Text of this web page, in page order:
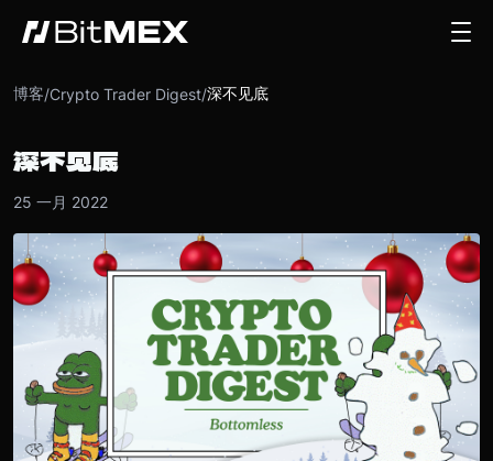
博客/Crypto Trader Digest/深不见底
深不见底
25 一月 2022